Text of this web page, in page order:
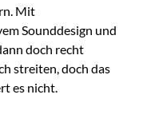
Mit
Sounddesign und
doch recht
streiten, doch das
es nicht.